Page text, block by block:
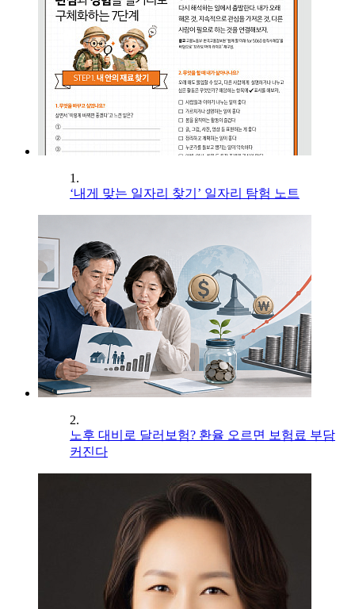
1.
‘내게 맞는 일자리 찾기’ 일자리 탐험 노트
2.
노후 대비로 달러보험? 환율 오르면 보험료 부담
커진다